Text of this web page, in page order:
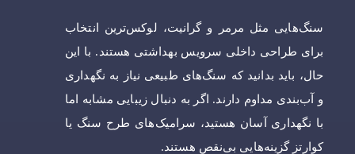
سنگ‌هایی مثل مرمر و گرانیت، لوکس‌ترین انتخاب
برای طراحی داخلی سرویس بهداشتی هستند. با این
حال، باید بدانید که سنگ‌های طبیعی نیاز به نگهداری
و آب‌بندی مداوم دارند. اگر به دنبال زیبایی مشابه اما
با نگهداری آسان هستید، سرامیک‌های طرح سنگ یا
کوارتز گزینه‌هایی بی‌نقص هستند.